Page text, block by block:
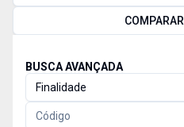
BUSCA AVANÇADA
Finalidade